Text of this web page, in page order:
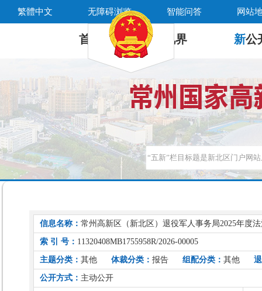
繁體中文 无障碍浏览 智能问答 网站
首 页 新 视界 新公
信息名称： 常州高新区（新北区）退役军人事务局2025年度
索 引 号： 11320408MB1755958R/2026-00005
主题分类： 其他 体裁分类： 报告 组配分类： 其他
公开方式： 主动公开